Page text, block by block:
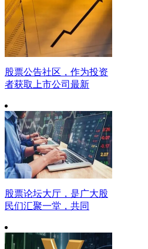
股票公告社区，作为投资
者获取上市公司最新
股票论坛大厅，是广大股
民们汇聚一堂，共同